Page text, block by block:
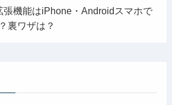
張機能はiPhone・Androidスマホで
裏ワザは？